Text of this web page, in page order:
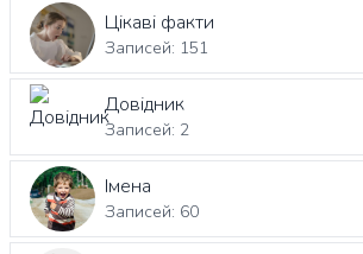
Цікаві факти
Записей: 151
Довідник
Записей: 2
Імена
Записей: 60